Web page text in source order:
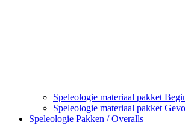
Speleologie materiaal pakket
Speleologie materiaal pakket
Speleologie Pakken / Overalls